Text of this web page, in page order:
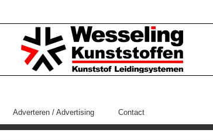
Adverteren / Advertising Contact